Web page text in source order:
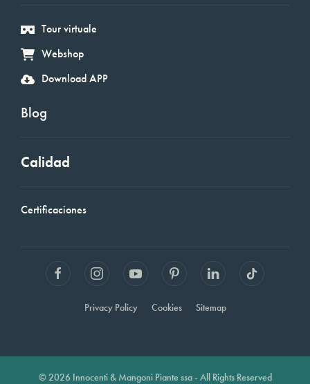
Tour virtuale
Webshop
Download APP
Blog
Calidad
Certificaciones
Privacy Policy Cookies Sitemap
© 2026 Innocenti & Mangoni Piante ssa - All Rights Reserved